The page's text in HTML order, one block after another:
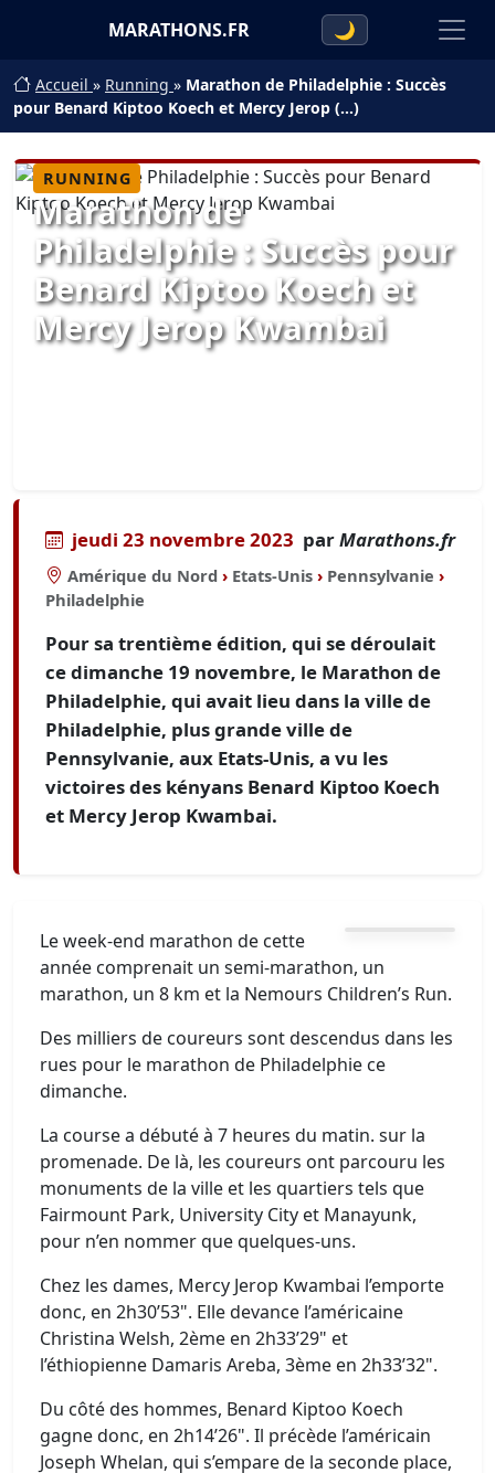
MARATHONS.FR 🌙
Accueil » Running » Marathon de Philadelphie : Succès
pour Benard Kiptoo Koech et Mercy Jerop (…)
RUNNING
Marathon de
Philadelphie : Succès pour
Benard Kiptoo Koech et
Mercy Jerop Kwambai
jeudi 23 novembre 2023 parMarathons.fr
Amérique du Nord › Etats-Unis › Pennsylvanie ›
Philadelphie
Pour sa trentième édition, qui se déroulait
ce dimanche 19 novembre, le Marathon de
Philadelphie, qui avait lieu dans la ville de
Philadelphie, plus grande ville de
Pennsylvanie, aux Etats-Unis, a vu les
victoires des kényans Benard Kiptoo Koech
et Mercy Jerop Kwambai.
Le week-end marathon de cette
année comprenait un semi-marathon, un
marathon, un 8 km et la Nemours Children’s Run.
Des milliers de coureurs sont descendus dans les
rues pour le marathon de Philadelphie ce
dimanche.
La course a débuté à 7 heures du matin. sur la
promenade. De là, les coureurs ont parcouru les
monuments de la ville et les quartiers tels que
Fairmount Park, University City et Manayunk,
pour n’en nommer que quelques-uns.
Chez les dames, Mercy Jerop Kwambai l’emporte
donc, en 2h30’53". Elle devance l’américaine
Christina Welsh, 2ème en 2h33’29" et
l’éthiopienne Damaris Areba, 3ème en 2h33’32".
Du côté des hommes, Benard Kiptoo Koech
gagne donc, en 2h14’26". Il précède l’américain
Joseph Whelan, qui s’empare de la seconde place,